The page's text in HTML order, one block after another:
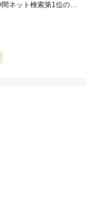
ネット検索第1位の西